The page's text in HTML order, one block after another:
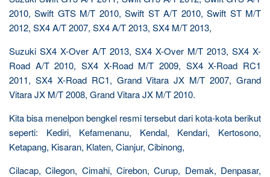
2010, Swift GTS M/T 2010, Swift ST A/T 2010, Swift ST M/T
2012, SX4 A/T 2007, SX4 A/T 2013, SX4 M/T 2013,
Suzuki SX4 X-Over A/T 2013, SX4 X-Over M/T 2013, SX4 X-
Road A/T 2010, SX4 X-Road M/T 2009, SX4 X-Road RC1
2011, SX4 X-Road RC1, Grand Vitara JX M/T 2007, Grand
Vitara JX M/T 2008, Grand Vitara JX M/T 2010.
Kita bisa menelpon bengkel resmi tersebut dari kota-kota berikut
seperti: Kediri, Kefamenanu, Kendal, Kendari, Kertosono,
Ketapang, Kisaran, Klaten, Cianjur, Cibinong,
Cilacap, Cilegon, Cimahi, Cirebon, Curup, Demak, Denpasar,